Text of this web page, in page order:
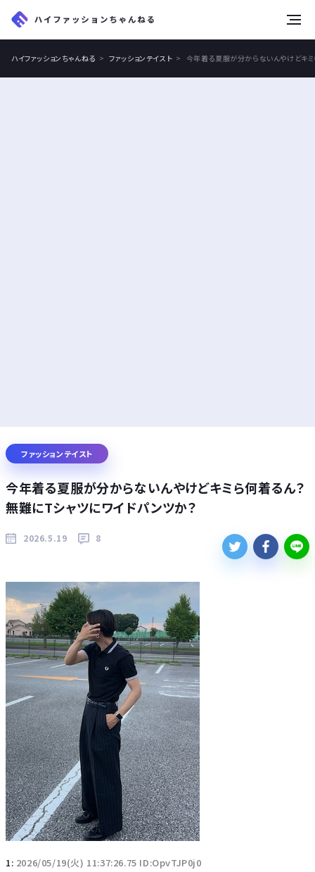
ハイファッションちゃんねる ファッションテイスト 今年着る夏服が分からないんやけどキ
ファッションテイスト
今年着る夏服が分からないんやけどキミら何着るん？
無難にTシャツにワイドパンツか？
2026.5.19 8
1: 2026/05/19(火) 11:37:26.75 ID:OpvTJP0j0